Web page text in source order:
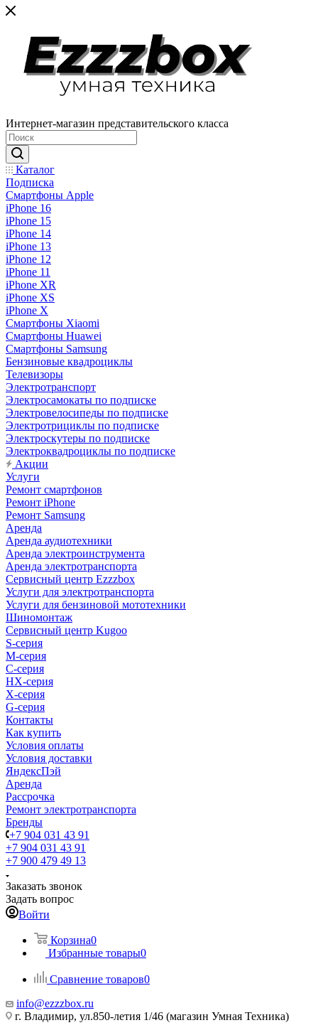
Интернет-магазин представительского класса
Каталог
Подписка
Смартфоны Apple
iPhone 16
iPhone 15
iPhone 14
iPhone 13
iPhone 12
iPhone 11
iPhone XR
iPhone XS
iPhone X
Смартфоны Xiaomi
Смартфоны Huawei
Смартфоны Samsung
Бензиновые квадроциклы
Телевизоры
Электротранспорт
Электросамокаты по подписке
Электровелосипеды по подписке
Электротрициклы по подписке
Электроскутеры по подписке
Электроквадроциклы по подписке
Акции
Услуги
Ремонт смартфонов
Ремонт iPhone
Ремонт Samsung
Аренда
Аренда аудиотехники
Аренда электроинструмента
Аренда электротранспорта
Сервисный центр Ezzzbox
Услуги для электротранспорта
Услуги для бензиновой мототехники
Шиномонтаж
Сервисный центр Kugoo
S-cерия
M-серия
С-серия
HX-серия
X-серия
G-серия
Контакты
Как купить
Условия оплаты
Условия доставки
ЯндексПэй
Аренда
Рассрочка
Ремонт электротранспорта
Бренды
+7 904 031 43 91
+7 904 031 43 91
+7 900 479 49 13
Заказать звонок
Задать вопрос
Войти
Корзина0
Избранные товары0
Сравнение товаров0
info@ezzzbox.ru
г. Владимир, ул.850-летия 1/46 (магазин Умная Техника)